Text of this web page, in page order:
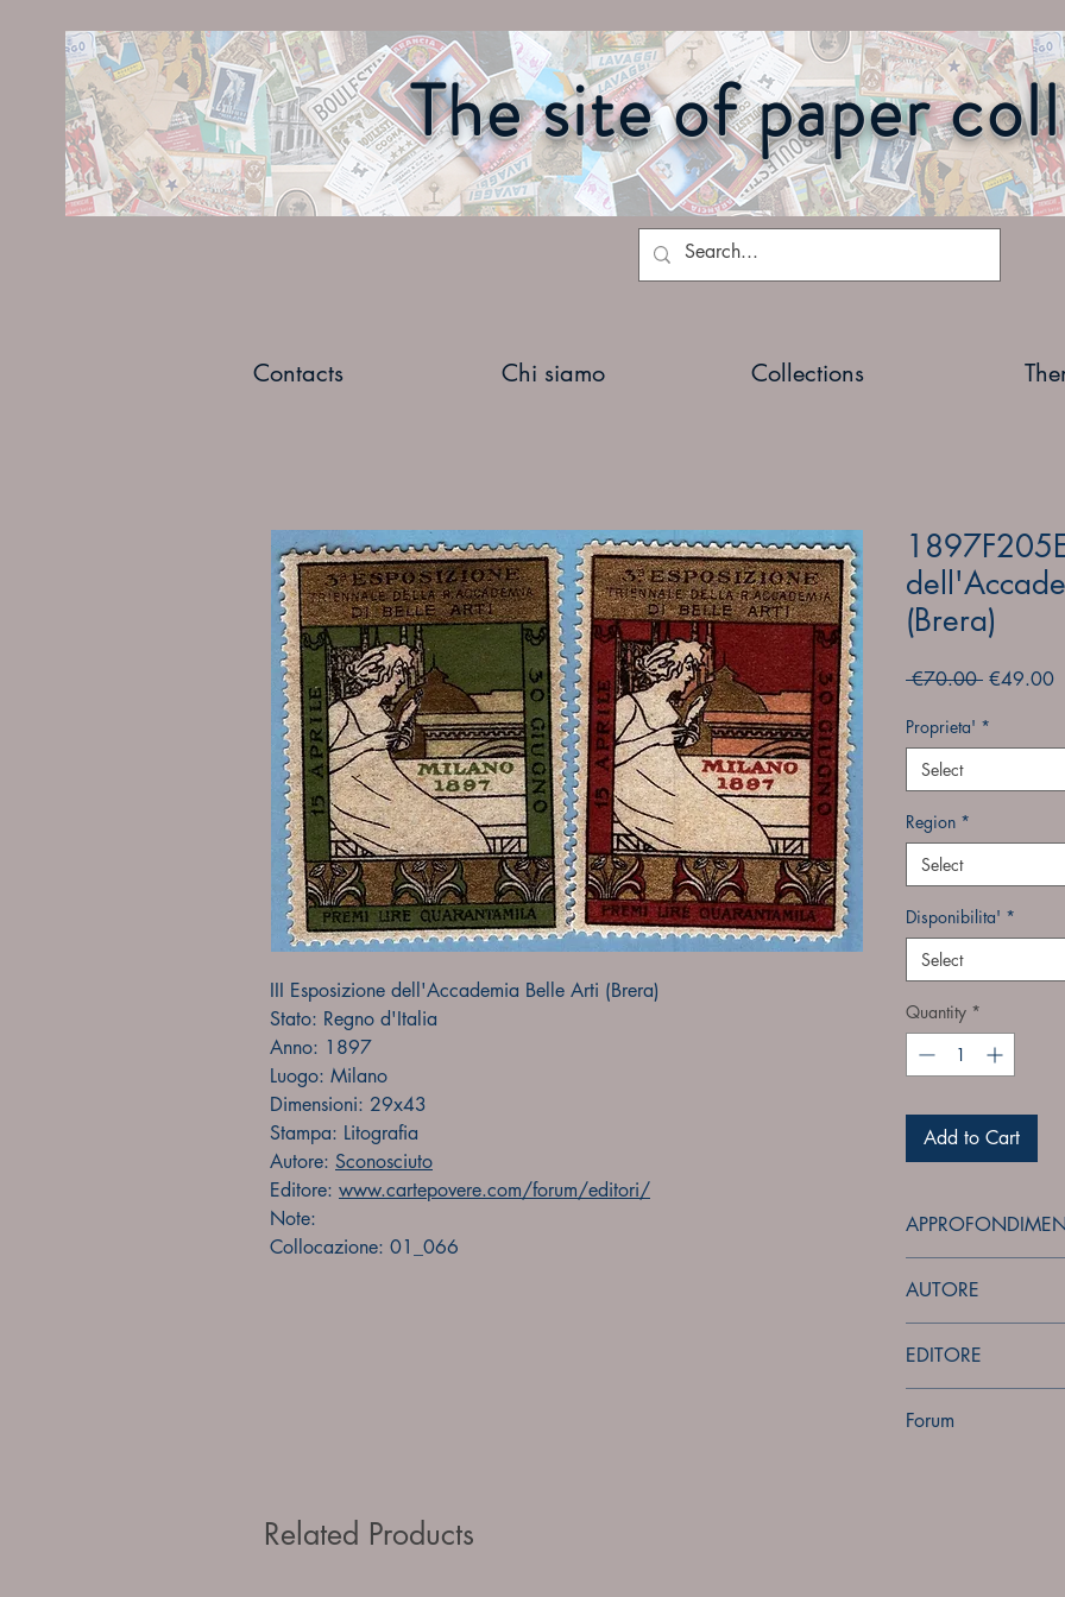
The site of paper
III Esposizione dell'Accademia Belle Arti (Brera)
Stato: Regno d'Italia
Anno: 1897
Luogo: Milano
Dimensioni: 29x43
Stampa: Litografia
Autore: Sconosciuto
Editore: www.cartepovere.com/forum/editori/
Note:
Collocazione: 01_066
(Brera)
€70.00 Regular
€49.00
Proprieta' *
Select
Region *
Select
Disponibilita' *
Select
Quantity *
Add to Cart
AUTORE
EDITORE
Forum
Related Products
Contacts Chi siamo Collections